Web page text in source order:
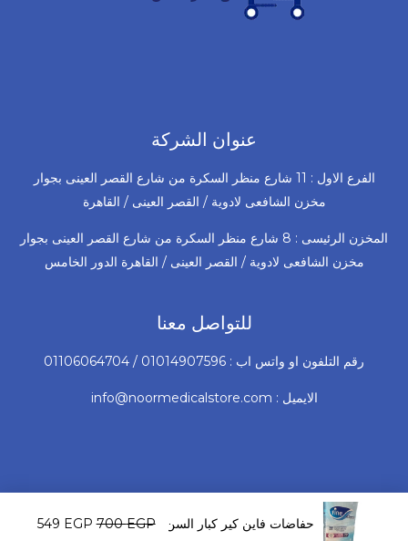
حفاضات فاين كير كبار السن | مقاس كبير جدا X-Large (178 سم) | 28 قطعة
700EGP
الأصلي549 EGP
الحالي
عنوان الشركة
الفرع الاول : 11 شارع منظر السكرة من شارع القصر العينى بجوار
مخزن الشافعى لادوية / القصر العينى / القاهرة
المخزن الرئيسى : 8 شارع منظر السكرة من شارع القصر العينى بجوار
مخزن الشافعى لادوية / القصر العينى / القاهرة الدور الخامس
للتواصل معنا
رقم التلفون او واتس اب : 01014907596 / 01106064704
الايميل : info@noormedicalstore.com
الطبية